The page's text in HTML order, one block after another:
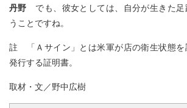
丹野 でも、彼女としては、自分が生きた
うことですね。
註 「Ａサイン」とは米軍が店の衛生状態を
発行する証明書。
取材・文／野中広樹